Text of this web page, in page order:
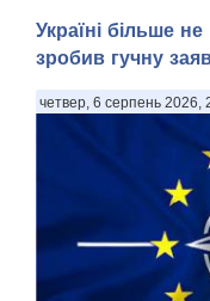
Україні більше
зробив гучну
четвер, 6 серпень 2026,